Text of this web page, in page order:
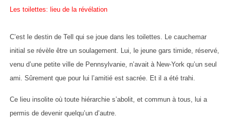
Les toilettes: lieu de la révélation
C’est le destin de Tell qui se joue dans les toilettes. Le cauchemar
initial se révèle être un soulagement. Lui, le jeune gars timide, réservé,
venu d’une petite ville de Pennsylvanie, n’avait à New-York qu’un seul
ami. Sûrement que pour lui l’amitié est sacrée. Et il a été trahi.
Ce lieu insolite où toute hiérarchie s’abolit, et commun à tous, lui a
permis de devenir quelqu’un d’autre.